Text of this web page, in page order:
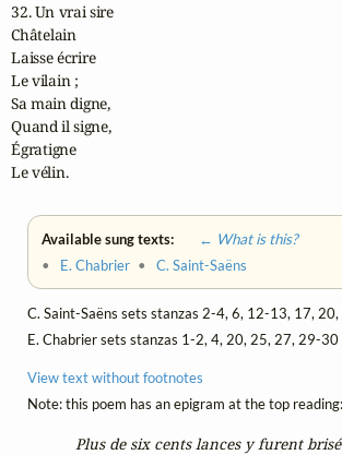
32. Un vrai sire
Châtelain
Laisse écrire
Le vilain ;
Sa main digne,
Quand il signe,
Égratigne
Le vélin.
Available sung texts:
← What is this?
• E. Chabrier •C. Saint-Saëns
C. Saint-Saëns sets stanzas 2-4, 6, 12-13, 17,
E. Chabrier sets stanzas 1-2, 4, 20, 25, 27, 29-30
View text without footnotes
Note: this poem has an epigram at the top reading:
Plus de six cents lances y furent